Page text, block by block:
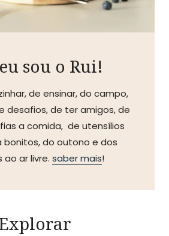
sou o Rui!
de ensinar, do campo,
desafios, de ter amigos, de
a comida, de utensílios
bonitos, do outono e dos
ao ar livre. saber mais!